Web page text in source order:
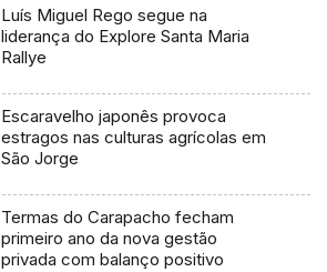
Luís Miguel Rego segue na
liderança do Explore Santa Maria
Rallye
Escaravelho japonês provoca
estragos nas culturas agrícolas em
São Jorge
Termas do Carapacho fecham
primeiro ano da nova gestão
privada com balanço positivo